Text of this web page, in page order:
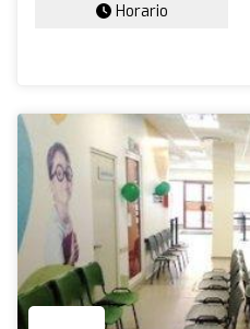
Horario